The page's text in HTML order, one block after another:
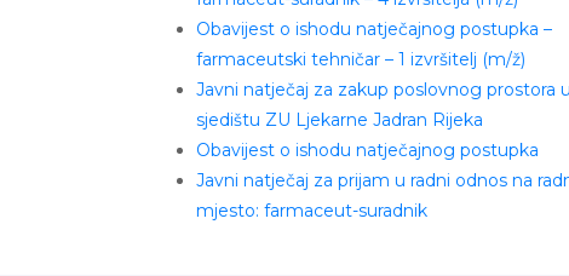
Obavijest o ishodu natječajnog postupka –
farmaceutski tehničar – 1 izvršitelj (m/ž)
Javni natječaj za zakup poslovnog prostora u
sjedištu ZU Ljekarne Jadran Rijeka
Obavijest o ishodu natječajnog postupka
Javni natječaj za prijam u radni odnos na
mjesto: farmaceut-suradnik